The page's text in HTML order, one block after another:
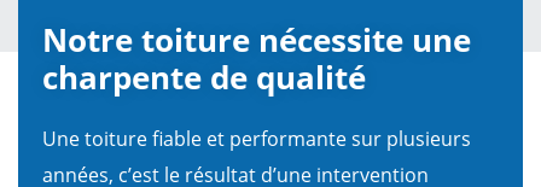
Notre toiture nécessite une
charpente de qualité
Une toiture fiable et performante sur plusieurs
années, c’est le résultat d’une intervention